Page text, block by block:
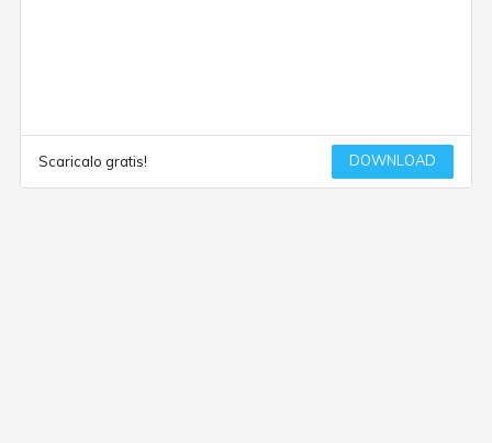
Scaricalo gratis! DOWNLOAD